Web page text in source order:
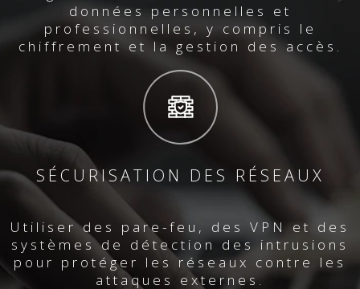
données personnelles et
professionnelles, y compris le
chiffrement et la gestion des accès.
SÉCURISATION DES RÉSEAUX
Utiliser des pare-feu, des VPN et des
systèmes de détection des intrusions
pour protéger les réseaux contre les
attaques externes.